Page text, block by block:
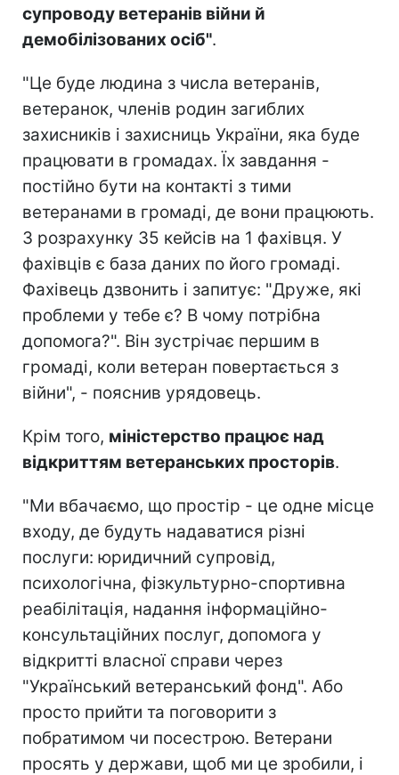
супроводу ветеранів війни й
демобілізованих осіб".
"Це буде людина з числа ветеранів,
ветеранок, членів родин загиблих
захисників і захисниць України, яка буде
працювати в громадах. Їх завдання -
постійно бути на контакті з тими
ветеранами в громаді, де вони працюють.
З розрахунку 35 кейсів на 1 фахівця. У
фахівців є база даних по його громаді.
Фахівець дзвонить і запитує: "Друже, які
проблеми у тебе є? В чому потрібна
допомога?". Він зустрічає першим в
громаді, коли ветеран повертається з
війни", - пояснив урядовець.
Крім того, міністерство працює над
відкриттям ветеранських просторів.
"Ми вбачаємо, що простір - це одне місце
входу, де будуть надаватися різні
послуги: юридичний супровід,
психологічна, фізкультурно-спортивна
реабілітація, надання інформаційно-
консультаційних послуг, допомога у
відкритті власної справи через
"Український ветеранський фонд". Або
просто прийти та поговорити з
побратимом чи посестрою. Ветерани
просять у держави, щоб ми це зробили, і